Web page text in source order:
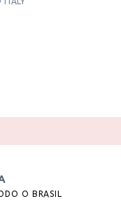
O BRASIL